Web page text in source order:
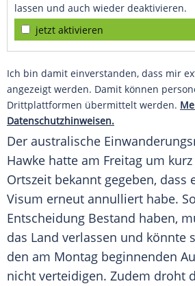
lassen und auch wieder deaktivieren.
jetzt aktivieren
Ich bin damit einverstanden, dass mir
angezeigt werden. Damit können
Drittplattformen übermittelt werden.
Datenschutzhinweisen.
Der australische
Hawke hatte am Freitag um
Ortszeit bekannt gegeben, dass
Visum erneut annulliert habe.
Entscheidung Bestand haben,
das Land verlassen und könnte
den am Montag beginnenden
nicht verteidigen. Zudem droht